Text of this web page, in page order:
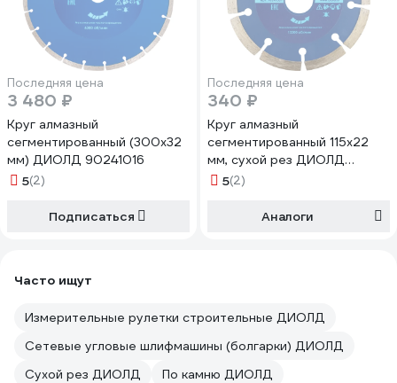
Последняя цена
3 480 ₽
Круг алмазный
сегментированный (300x32
мм) ДИОЛД 90241016
5(2)
Подписаться
Последняя цена
340 ₽
Круг алмазный
сегментированный 115x22
мм, сухой рез ДИОЛД
90241001
5(2)
Аналоги
Часто ищут
Измерительные рулетки строительные ДИОЛД
Сетевые угловые шлифмашины (болгарки) ДИОЛД
Сухой рез ДИОЛД
По камню ДИОЛД